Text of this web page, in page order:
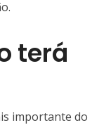
terá
importante do